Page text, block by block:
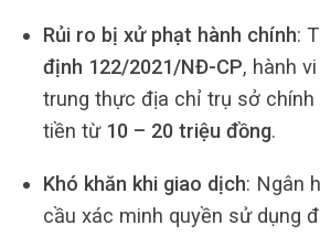
Rủi ro bị xử phạt hành chính:
định 122/2021/NĐ-CP, hành
trung thực địa chỉ trụ sở
tiền từ 10 – 20 triệu đồng.
Khó khăn khi giao dịch: Ngân
cầu xác minh quyền sử dụng